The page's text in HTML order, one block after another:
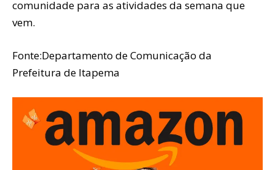
comunidade para as atividades da semana que
vem.
Fonte:Departamento de Comunicação da
Prefeitura de Itapema